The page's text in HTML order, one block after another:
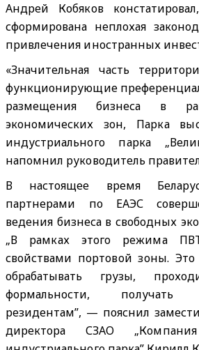
Андрей Кобяков
сформирована неплохая
привлечения иностранных
«Значительная часть
функционирующие
размещения бизнеса в
экономических зон, Парка
индустриального парка
напомнил руководитель
В настоящее время
партнерами по ЕАЭС
ведения бизнеса в свободных
„В рамках этого режима
свойствами портовой зоны.
обрабатывать грузы,
формальности,
резидентам”, — пояснил
директора СЗАО